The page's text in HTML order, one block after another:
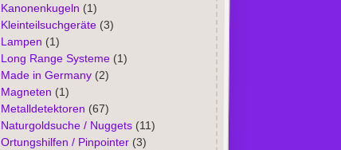
Kanonenkugeln (1)
Kleinteilsuchgeräte(3)
Lampen (1)
Long Range Systeme(1)
Made in Germany(2)
Magneten (1)
Metalldetektoren (67)
Naturgoldsuche / Nuggets(11)
Ortungshilfen / Pinpointer(3)